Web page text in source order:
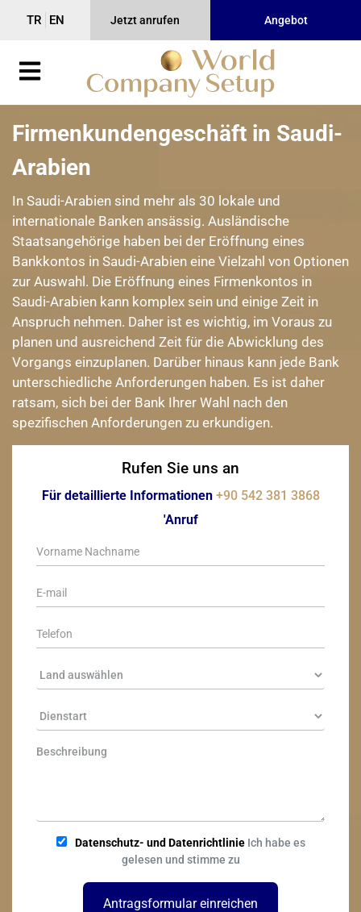
TR EN Jetzt anrufen Angebot
Firmenkundengeschäft in Saudi-
Arabien
In Saudi-Arabien sind mehr als 30 lokale und
internationale Banken ansässig. Ausländische
Staatsangehörige haben bei der Eröffnung eines
Bankkontos in Saudi-Arabien eine Vielzahl von Optionen
zur Auswahl. Die Eröffnung eines Firmenkontos in
Saudi-Arabien kann komplex sein und einige Zeit in
Anspruch nehmen. Daher ist es wichtig, im Voraus zu
planen und ausreichend Zeit für die Abwicklung des
Vorgangs einzuplanen. Darüber hinaus kann jede Bank
unterschiedliche Anforderungen haben. Es ist daher
ratsam, sich bei der Bank Ihrer Wahl nach den
spezifischen Anforderungen zu erkundigen.
Rufen Sie uns an
Für detaillierte Informationen +90 542 381 3868
'Anruf
Datenschutz- und DatenrichtlinieIch habe es
gelesen und stimme zu
Antragsformular einreichen